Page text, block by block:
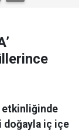
etkinliğinde
doğayla iç içe